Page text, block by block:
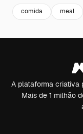
comida meal
A plataforma criativa
Mais de 1 milhão